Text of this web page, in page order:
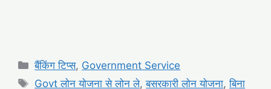
Categories
बैंकिंग टिप्स, Government Service
Tags
Govt लोन योजना से लोन ले,बसरकारी लोन योजना,बिना